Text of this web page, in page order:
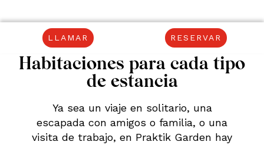
LLAMAR RESERVAR
Habitaciones para cada tipo
de estancia
Ya sea un viaje en solitario, una
escapada con amigos o familia, o una
visita de trabajo, en Praktik Garden hay